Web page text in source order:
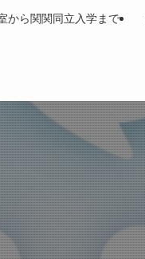
から関関同立入学まで